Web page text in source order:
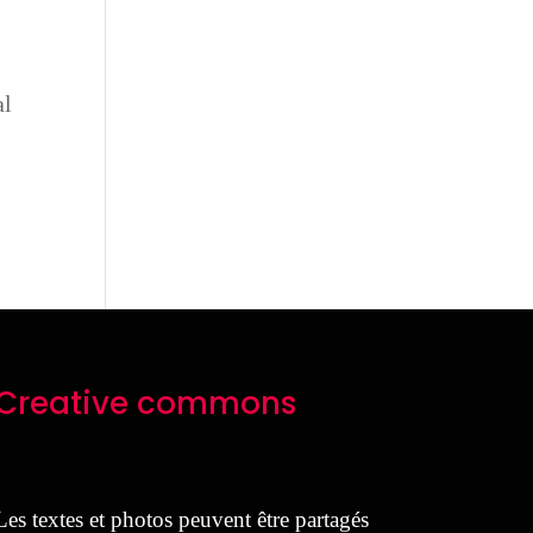
commons
textes et photos peuvent être partagés